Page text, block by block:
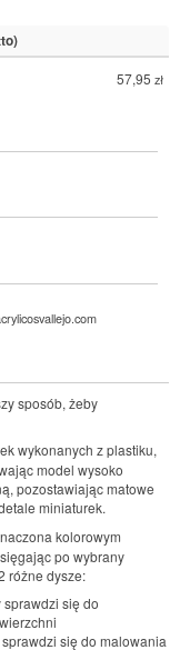
57,95 zł
sposób, żeby
wykonanych z plastiku,
model wysoko
pozostawiając matowe
miniaturek.
kolorowym
po wybrany
różne dysze:
sprawdzi się do
się do malowania